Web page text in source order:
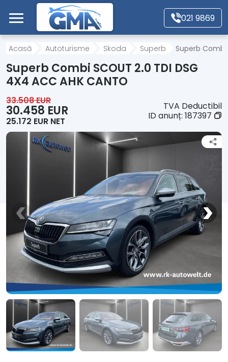
Mergi direct la conținutul principal
021 9869
Acasă
Autoturisme
Motociclete
Autoutilitare
Alte tipuri vehicule
Despre Noi
Contact
Acasă Autoturisme Skoda Superb Superb Combi
Superb Combi SCOUT 2.0 TDI DSG
4X4 ACC AHK CANTO
33.508 EUR
30.458 EUR
25.172 EUR NET
TVA Deductibil
ID anunț: 187397